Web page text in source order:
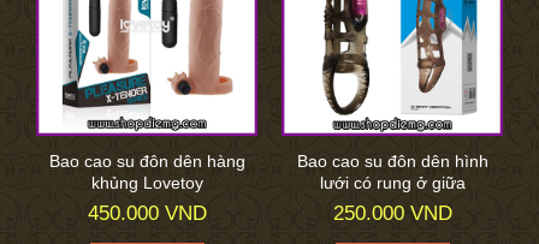
Bao cao su đôn dên hàng
khủng Lovetoy
450.000 VND
Bao cao su đôn dên hình
lưới có rung ở giữa
250.000 VND